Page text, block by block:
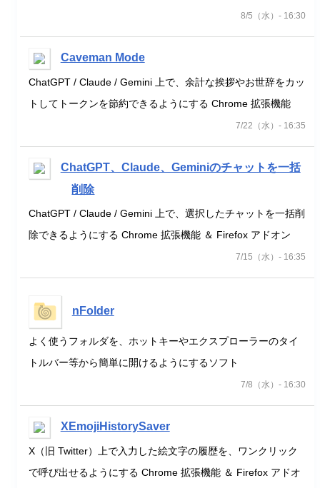
8/5（水）- 16:30
Caveman Mode
ChatGPT / Claude / Gemini 上で、余計な挨拶やお世辞をカッ
トしてトークンを節約できるようにする Chrome 拡張機能
7/22（水）- 16:35
ChatGPT、Claude、Geminiのチャットを一括
削除
ChatGPT / Claude / Gemini 上で、選択したチャットを一括削
除できるようにする Chrome 拡張機能 ＆ Firefox アドオン
7/15（水）- 16:35
nFolder
よく使うフォルダを、ホットキーやエクスプローラーのタイ
トルバー等から簡単に開けるようにするソフト
7/8（水）- 16:30
XEmojiHistorySaver
X（旧 Twitter）上で入力した絵文字の履歴を、ワンクリック
で呼び出せるようにする Chrome 拡張機能 ＆ Firefox アドオ